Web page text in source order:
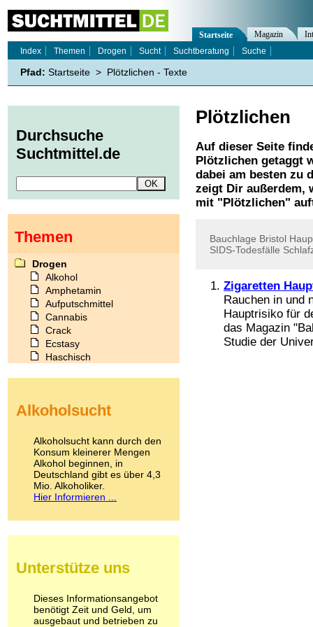
Plötzlichen
Auf dieser Seite
Plötzlichen getaggt
dabei am besten zu
zeigt Dir außerdem,
mit " Plötzlichen"
Bauchlage Bristol
SIDS-Todesfälle
Zigaretten
Rauchen in und
Hauptrisiko für
das Magazin
Studie der
Startseite Magazin
Index
Themen Drogen Sucht Suchtberatung Suche
Pfad: Startseite > Plötzlichen - Texte
Durchsuche
Suchtmittel.de
Themen
Drogen
Alkohol
Amphetamin
Aufputschmittel
Cannabis
Crack
Ecstasy
Haschisch
Kokain
LSD
Marihuana
Medikamente
Meskalin
Metamphetamin
Methadon
Pilze
Psychopharmaka
Schlafmittel
Schmerzmittel
Alkoholsucht
Alkoholsucht kann durch den
Konsum kleinerer Mengen
Alkohol beginnen, in
Deutschland gibt es über 4,3
Mio. Alkoholiker.
Hier Informieren ...
Unterstütze uns
Dieses Informationsangebot
benötigt Zeit und Geld, um
ausgebaut und betrieben zu